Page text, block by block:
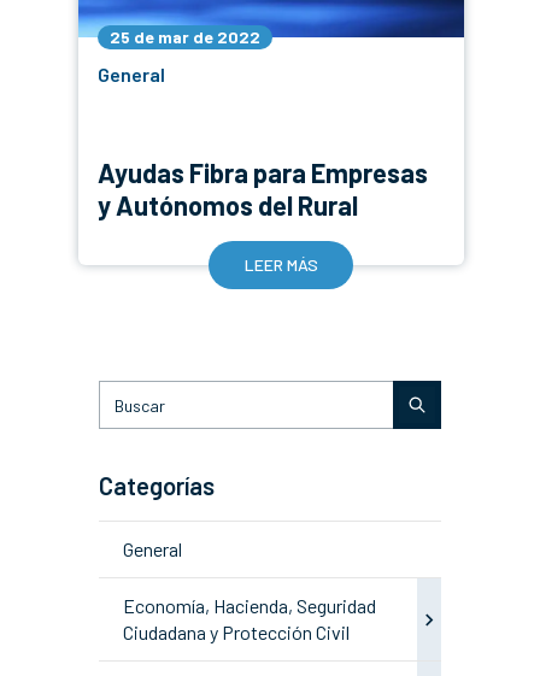
25 de mar de 2022
General
Ayudas Fibra para Empresas
y Autónomos del Rural
LEER MÁS
Categorías
General
Economía, Hacienda, Seguridad
Ciudadana y Protección Civil